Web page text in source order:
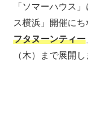
「ソマーハウス
ス横浜」開催に
フタヌーンティー
（木）まで展開し